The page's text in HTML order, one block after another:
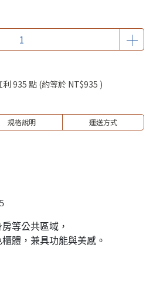
利 935 點 (約等於 NT$935 )
規格說明 運送方式
等公共區域，
體，兼具功能與美感。